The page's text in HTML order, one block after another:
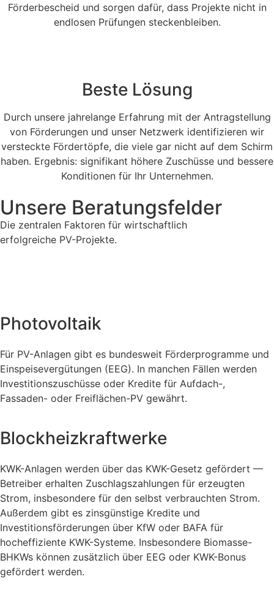
Förderbescheid und sorgen dafür, dass Projekte nicht in
endlosen Prüfungen steckenbleiben.
Beste Lösung
Durch unsere jahrelange Erfahrung mit der Antragstellung
von Förderungen und unser Netzwerk identifizieren wir
versteckte Fördertöpfe, die viele gar nicht auf dem Schirm
haben. Ergebnis: signifikant höhere Zuschüsse und bessere
Konditionen für Ihr Unternehmen.
Unsere Beratungsfelder
Die zentralen Faktoren für wirtschaftlich
erfolgreiche PV-Projekte.
Photovoltaik
Für PV-Anlagen gibt es bundesweit Förderprogramme und
Einspeisevergütungen (EEG). In manchen Fällen werden
Investitionszuschüsse oder Kredite für Aufdach-,
Fassaden- oder Freiflächen-PV gewährt.
Blockheizkraftwerke
KWK-Anlagen werden über das KWK-Gesetz gefördert —
Betreiber erhalten Zuschlagszahlungen für erzeugten
Strom, insbesondere für den selbst verbrauchten Strom.
Außerdem gibt es zinsgünstige Kredite und
Investitionsförderungen über KfW oder BAFA für
hocheffiziente KWK-Systeme. Insbesondere Biomasse-
BHKWs können zusätzlich über EEG oder KWK-Bonus
gefördert werden.